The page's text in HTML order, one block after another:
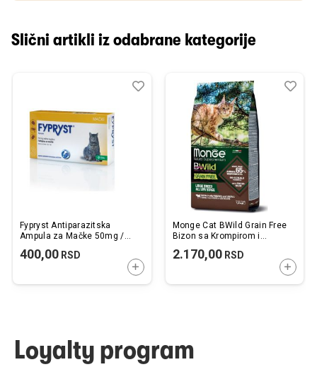
Slični artikli iz odabrane kategorije
Fypryst Antiparazitska
Ampula za Mačke 50mg /
400,00 RSD
DODAJTE U KORPU
Dodaj
Uporedi
Monge Cat BWild Grain Free
Bizon sa Krompirom i
2.170,00RSD
Loyalty program